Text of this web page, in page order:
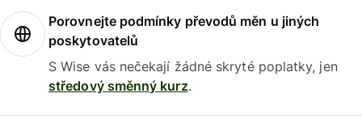
Porovnejte podmínky převodů měn u jiných
poskytovatelů
S Wise vás nečekají žádné skryté poplatky, jen
středový směnný kurz.